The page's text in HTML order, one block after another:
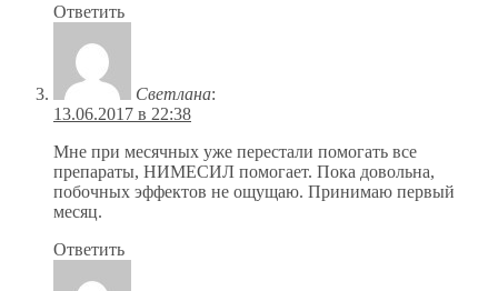
Ответить
Светлана:
13.06.2017 в 22:38
Мне при месячных уже перестали помогать все
препараты, НИМЕСИЛ помогает. Пока довольна,
побочных эффектов не ощущаю. Принимаю первый
месяц.
Ответить